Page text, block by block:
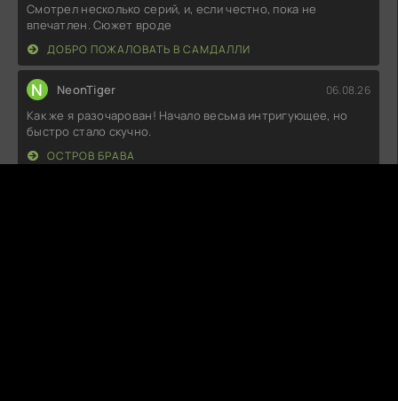
Смотрел несколько серий, и, если честно, пока не
впечатлен. Сюжет вроде
ДОБРО ПОЖАЛОВАТЬ В САМДАЛЛИ
N NeonTiger 06.08.26
Как же я разочарован! Начало весьма интригующее, но
быстро стало скучно.
ОСТРОВ БРАВА